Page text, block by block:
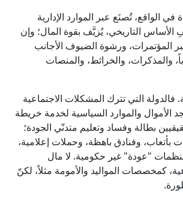
الواقع، تُصنَع عبر الموارد الإدارية
الأساس التاريخي، يُزيَّف بقوة المال؛ وإن
المؤتمرات، ورشوة الضيوف الأجانب
والمذكرات، والخرائط، والمنصات
فالدولة التي تترك المشكلات الاجتماعية
والموارد السياسية لخدمة خريطة
بطالة وفساد وتعليم متدنّي الجودة؛
بأتعاب، وفنادق باهظة، وحملات إعلامية،
"عودة" غير حكومية. لا مال
كمخصصات المواليد والأمومة مثلاً، لكنّ